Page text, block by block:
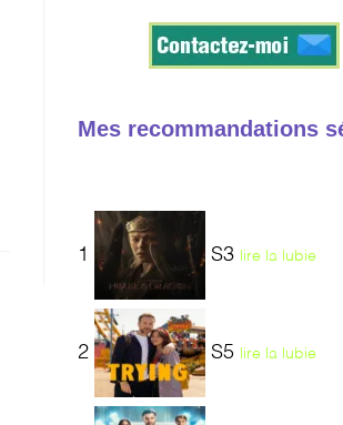
Mes recommandations
1 S3 lire la lubie
2 S5 lire la lubie